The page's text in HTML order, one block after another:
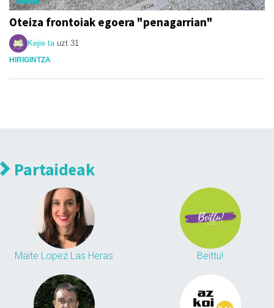
Oteiza frontoiak egoera "penagarrian"
Kejie ta uzt 31
HIRIGINTZA
Partaideak
Maite Lopez Las Heras Beittu!